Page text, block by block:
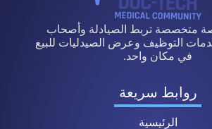
متخصصة تربط الصيادلة وأصحاب
التوظيف وعرض الصيدليات للبيع
في مكان واحد.
روابط سريعة
الرئيسية